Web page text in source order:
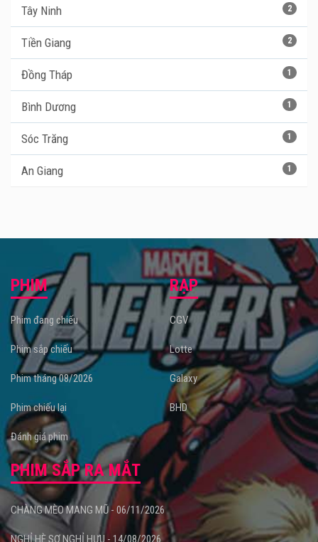
2
Tây Ninh
2
Tiền Giang
1
Đồng Tháp
1
Bình Dương
1
Sóc Trăng
1
An Giang
PHIM
Phim đang chiếu
Phim sắp chiếu
Phim tháng 08/2026
Phim chiếu lại
Đánh giá phim
RẠP
CGV
Lotte
Galaxy
BHD
PHIM SẮP RA MẮT
CHÀNG MÈO MANG MŨ - 06/11/2026
NGHỈ HÈ SỢ NGHỈ HƯU - 14/08/2026